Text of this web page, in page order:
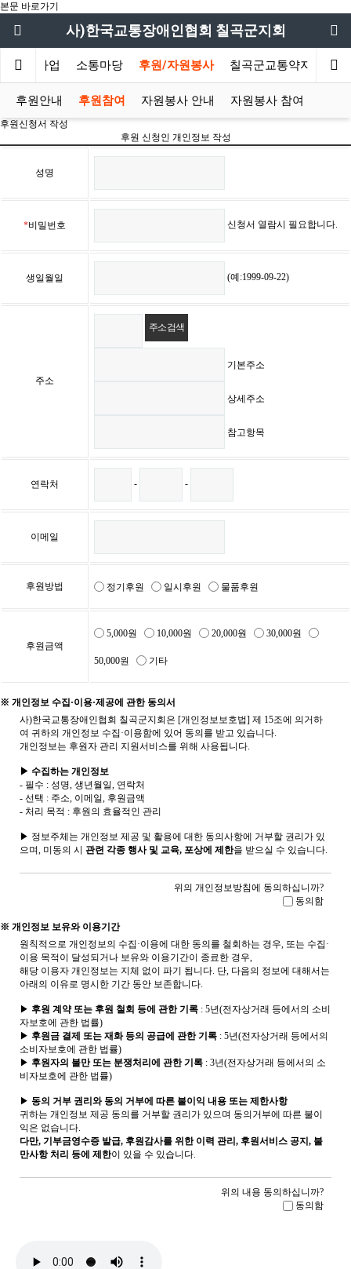
본문 바로가기
사)한국교통장애인협회 칠곡군지회
로드사업 소통마당 후원/자원봉사 칠곡군교통약자이동지
후원안내 후원참여 자원봉사 안내 자원봉사 참여
후원신청서 작성
후원 신청인 개인정보 작성
성명
*비밀번호 신청서 열람시 필요합니다.
생일월일 (예:1999-09-22)
주소
주소 검색
기본주소
상세주소
참고항목
연락처 - -
이메일
후원방법 정기후원 일시후원 물품후원
후원금액
5,000원 10,000원 20,000원 30,000원
50,000원 기타
※ 개인정보 수집·이용·제공에 관한 동의서
사)한국교통장애인협회 칠곡군지회은 [개인정보보호법] 제 15조에 의거하
여 귀하의 개인정보 수집·이용함에 있어 동의를 받고 있습니다.
개인정보는 후원자 관리 지원서비스를 위해 사용됩니다.
▶ 수집하는 개인정보
- 필수 : 성명, 생년월일, 연락처
- 선택 : 주소, 이메일, 후원금액
- 처리 목적 : 후원의 효율적인 관리
▶ 정보주체는 개인정보 제공 및 활용에 대한 동의사항에 거부할 권리가 있
으며, 미동의 시 관련 각종 행사 및 교육, 포상에 제한을 받으실 수 있습니다.
위의 개인정보방침에 동의하십니까?
동의함
※ 개인정보 보유와 이용기간
원칙적으로 개인정보의 수집·이용에 대한 동의를 철회하는 경우, 또는 수집·
이용 목적이 달성되거나 보유와 이용기간이 종료한 경우,
해당 이용자 개인정보는 지체 없이 파기 됩니다. 단, 다음의 정보에 대해서는
아래의 이유로 명시한 기간 동안 보존합니다.
▶ 후원 계약 또는 후원 철회 등에 관한 기록 : 5년(전자상거래 등에서의 소비
자보호에 관한 법률)
▶ 후원금 결제 또는 재화 등의 공급에 관한 기록 : 5년(전자상거래 등에서의
소비자보호에 관한 법률)
▶ 후원자의 불만 또는 분쟁처리에 관한 기록 : 3년(전자상거래 등에서의 소
비자보호에 관한 법률)
▶ 동의 거부 권리와 동의 거부에 따른 불이익 내용 또는 제한사항
귀하는 개인정보 제공 동의를 거부할 권리가 있으며 동의거부에 따른 불이
익은 없습니다.
다만, 기부금영수증 발급, 후원감사를 위한 이력 관리, 후원서비스 공지, 불
만사항 처리 등에 제한이 있을 수 있습니다.
위의 내용 동의하십니까?
동의함